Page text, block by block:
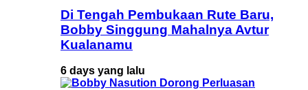
Di Tengah Pembukaan Rute Baru,
Bobby Singgung Mahalnya Avtur
Kualanamu
6 days yang lalu